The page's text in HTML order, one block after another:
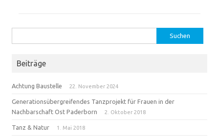
nach:
Beiträge
Achtung Baustelle 22. November 2024
Generationsübergreifendes Tanzprojekt für Frauen in der
Nachbarschaft Ost Paderborn
2. Oktober 2018
Tanz & Natur 1. Mai 2018